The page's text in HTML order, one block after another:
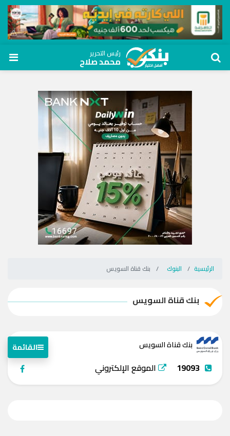
رئيس التحرير
محمد صلاح
الرئيسية البنوك بنك قناة السويس
بنك قناة السويس
بنك قناة السويس القائمة
19093 الموقع الإلكتروني